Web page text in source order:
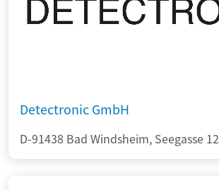
Detectronic GmbH
D-91438 Bad Windsheim, Seegasse 12